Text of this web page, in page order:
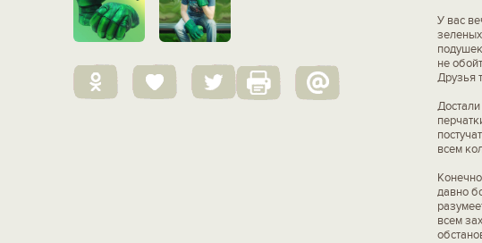
У вас
не
Друзья
всем
давно
всем